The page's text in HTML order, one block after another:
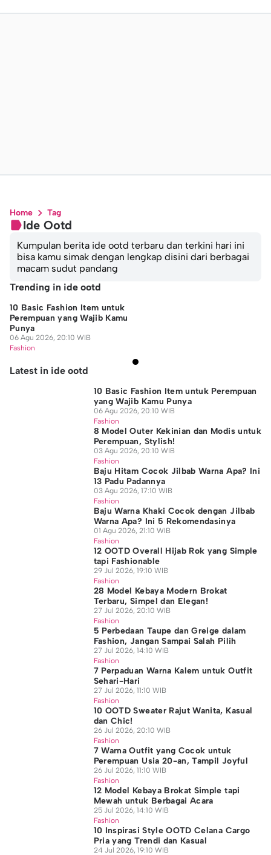
Home Tag
Ide Ootd
Kumpulan berita ide ootd terbaru dan terkini hari ini
bisa kamu simak dengan lengkap disini dari berbagai
macam sudut pandang
Trending in ide ootd
10 Basic Fashion Item untuk
Perempuan yang Wajib Kamu
Punya
06 Agu 2026, 20:10 WIB
Fashion
Latest in ide ootd
10 Basic Fashion Item untuk Perempuan
yang Wajib Kamu Punya
06 Agu 2026, 20:10 WIB
Fashion
8 Model Outer Kekinian dan Modis untuk
Perempuan, Stylish!
03 Agu 2026, 20:10 WIB
Fashion
Baju Hitam Cocok Jilbab Warna Apa? Ini
13 Padu Padannya
03 Agu 2026, 17:10 WIB
Fashion
Baju Warna Khaki Cocok dengan Jilbab
Warna Apa? Ini 5 Rekomendasinya
01 Agu 2026, 21:10 WIB
Fashion
12 OOTD Overall Hijab Rok yang Simple
tapi Fashionable
29 Jul 2026, 19:10 WIB
Fashion
28 Model Kebaya Modern Brokat
Terbaru, Simpel dan Elegan!
27 Jul 2026, 20:10 WIB
Fashion
5 Perbedaan Taupe dan Greige dalam
Fashion, Jangan Sampai Salah Pilih
27 Jul 2026, 14:10 WIB
Fashion
7 Perpaduan Warna Kalem untuk Outfit
Sehari-Hari
27 Jul 2026, 11:10 WIB
Fashion
10 OOTD Sweater Rajut Wanita, Kasual
dan Chic!
26 Jul 2026, 20:10 WIB
Fashion
7 Warna Outfit yang Cocok untuk
Perempuan Usia 20-an, Tampil Joyful
26 Jul 2026, 11:10 WIB
Fashion
12 Model Kebaya Brokat Simple tapi
Mewah untuk Berbagai Acara
25 Jul 2026, 14:10 WIB
Fashion
10 Inspirasi Style OOTD Celana Cargo
Pria yang Trendi dan Kasual
24 Jul 2026, 19:10 WIB